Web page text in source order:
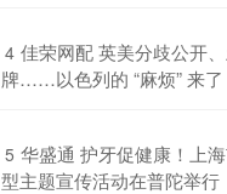
4 佳荣网配 英美分歧公开
牌……以色列的 “麻烦” 来了
5 华盛通 护牙促健康！上
型主题宣传活动在普陀举行